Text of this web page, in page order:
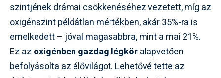
szintjének drámai csökkenéséhez vezetett, míg az
oxigénszint példátlan mértékben, akár 35%-ra is
emelkedett – jóval magasabbra, mint a mai 21%.
Ez az oxigénben gazdag légköralapvetően
befolyásolta az élővilágot. Lehetővé tette az